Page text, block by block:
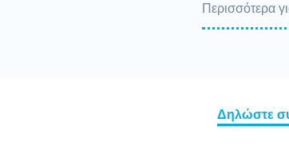
Περισσότερα
Δηλώστε